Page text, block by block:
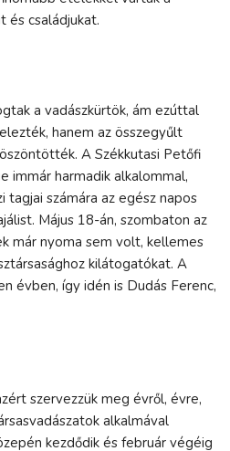
és családjukat.
a vadászkürtök, ám ezúttal
hanem az összegyűlt
A Székkutasi Petőfi
immár harmadik alkalommal,
számára az egész napos
Május 18-án, szombaton az
már nyoma sem volt, kellemes
kilátogatókat. A
évben, így idén is Dudás Ferenc,
szervezzük meg évről, évre,
alkalmával
kezdődik és február végéig